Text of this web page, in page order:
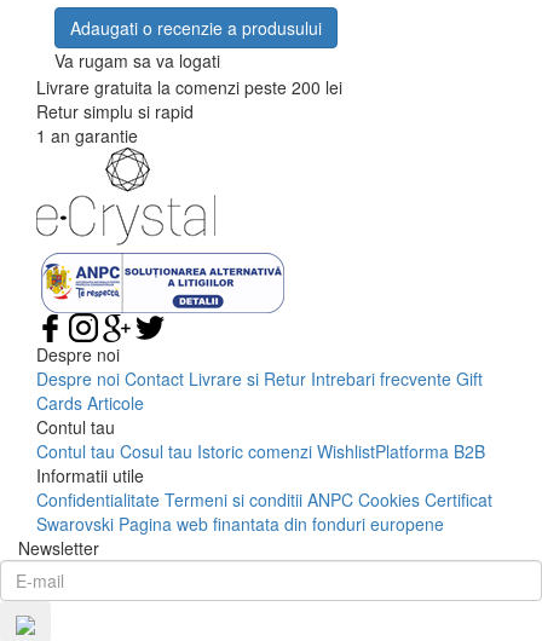
Adaugati o recenzie a produsului
Va rugam sa va logati
Livrare gratuita la comenzi peste 200 lei
Retur simplu si rapid
1 an garantie
Despre noi
Despre noi Contact Livrare si Retur Intrebari frecvente Gift
Cards Articole
Contul tau
Contul tau Cosul tau Istoric comenzi WishlistPlatforma B2B
Informatii utile
Confidentialitate Termeni si conditii ANPC Cookies Certificat
Swarovski Pagina web finantata din fonduri europene
Newsletter